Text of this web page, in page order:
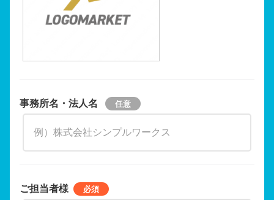
事務所名・法人名
ご担当者様